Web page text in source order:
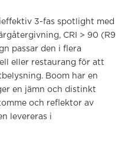
3-fas spotlight med
CRI > 90 (R9
passar den i flera
eller restaurang för att
Boom har en
en jämn och distinkt
och reflektor av
levereras i